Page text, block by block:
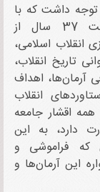
توجه داشت که با
گذشت 37 سال از
انقلاب اسلامی،
تاریخ انقلاب،
آرمان‌ها، اهداف
انقلاب
همه اقشار جامعه
دارد، به این
که فراموشی و
این آرمان‌ها و